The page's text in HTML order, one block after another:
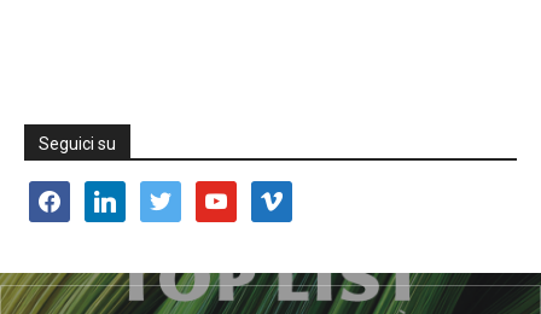
Seguici su
facebooklinkedin twitter youtube vimeo